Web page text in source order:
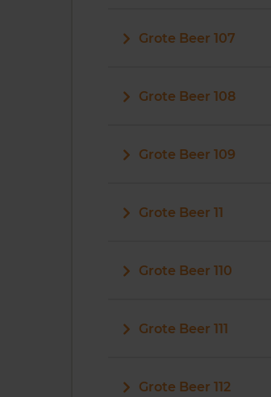
Grote Beer 107
Grote Beer 108
Grote Beer 109
Grote Beer 11
Grote Beer 110
Grote Beer 111
Grote Beer 112